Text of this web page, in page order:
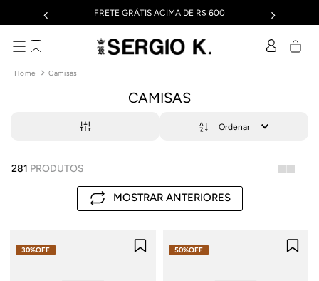
FRETE GRÁTIS ACIMA DE R$ 600
Camisas
CAMISAS
281 PRODUTOS
MOSTRAR ANTERIORES
30%OFF 50%OFF